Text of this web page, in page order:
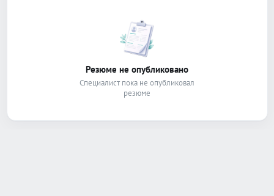
Резюме не опубликовано
Специалист пока не опубликовал
резюме